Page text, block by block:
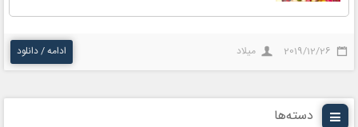
2019/12/26 میلاد ادامه / دانلود
دسته‌ها